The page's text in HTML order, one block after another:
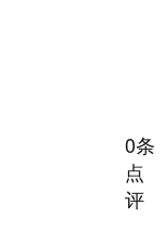
0条
点
评